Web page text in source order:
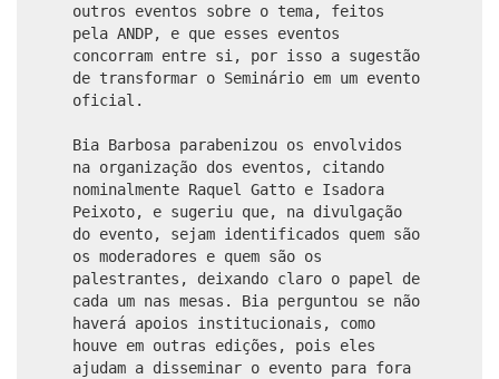
outros eventos sobre o tema, feitos
pela ANDP, e que esses eventos
concorram entre si, por isso a sugestão
de transformar o Seminário em um evento
oficial.
Bia Barbosa parabenizou os envolvidos
na organização dos eventos, citando
nominalmente Raquel Gatto e Isadora
Peixoto, e sugeriu que, na divulgação
do evento, sejam identificados quem são
os moderadores e quem são os
palestrantes, deixando claro o papel de
cada um nas mesas. Bia perguntou se não
haverá apoios institucionais, como
houve em outras edições, pois eles
ajudam a disseminar o evento para fora